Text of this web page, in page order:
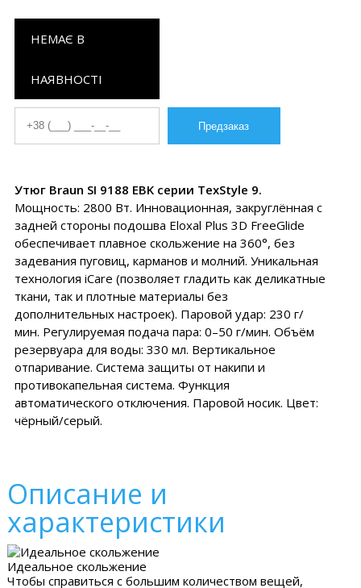
НЕМАЄ В
НАЯВНОСТІ
Утюг Braun SI 9188 EBK серии TexStyle 9.
Мощность: 2800 Вт. Инновационная, закруглённая с
задней стороны подошва Eloxal Plus 3D FreeGlide
обеспечивает плавное скольжение на 360°, без
задевания пуговиц, карманов и молний. Уникальная
технология iCare (позволяет гладить как деликатные
ткани, так и плотные материалы без
дополнительных настроек). Паровой удар: 230 г/
мин. Регулируемая подача пара: 0–50 г/мин. Объём
резервуара для воды: 330 мл. Вертикальное
отпаривание. Система защиты от накипи и
противокапельная система. Функция
автоматического отключения. Паровой носик. Цвет:
чёрный/серый.
Описание и
характеристики
Идеальное скольжение
Чтобы справиться с большим количеством вещей,